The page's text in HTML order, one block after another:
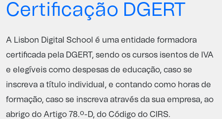
Certificação DGERT
A Lisbon Digital School é uma entidade formadora
certificada pela DGERT, sendo os cursos isentos de IVA
e elegíveis como despesas de educação, caso se
inscreva a título individual, e contando como horas de
formação, caso se inscreva através da sua empresa, ao
abrigo do Artigo 78.º-D, do Código do CIRS.